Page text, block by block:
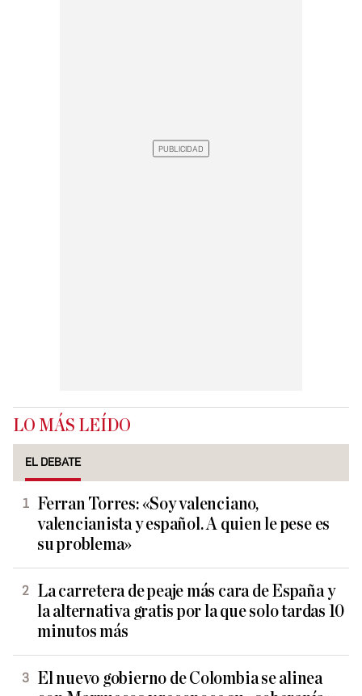
LO MÁS LEÍDO
EL DEBATE
Ferran Torres: «Soy valenciano,
valencianista y español. A quien le pese es
su problema»
La carretera de peaje más cara de España y
la alternativa gratis por la que solo tardas 10
minutos más
El nuevo gobierno de Colombia se alinea